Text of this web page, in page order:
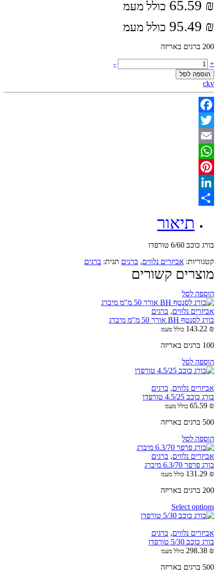
65.59 ₪ כולל מעמ
95.49 ₪ כולל מעמ
200 ברגים באריזה
בורג
כוכב
6/60
טורפדו
quantity
+
-
הוספה לסל
ckv
Facebook
Twitter
Email
WhatsApp
Pinterest
LinkedIn
תיאור
בורג כוכב 6/60 טורפדו
קטגוריות: אביזרים נלווים, ברגים תגית: ברגים
מוצרים קשורים
הוספה לסל
אביזרים נלווים, ברגים
בורג לסנטף BH אורך 50 מ"מ מיברג
143.22 ₪ כולל מעמ
100 ברגים באריזה
הוספה לסל
אביזרים נלווים, ברגים
בורג כוכב 4.5/25 טורפדו
65.59 ₪ כולל מעמ
500 ברגים באריזה
הוספה לסל
אביזרים נלווים, ברגים
בורג פרפר 6.3/70 מיברג
131.29 ₪ כולל מעמ
200 ברגים באריזה
Select options
אביזרים נלווים, ברגים
בורג כוכב 5/30 טורפדו
298.38 ₪ כולל מעמ
500 ברגים באריזה